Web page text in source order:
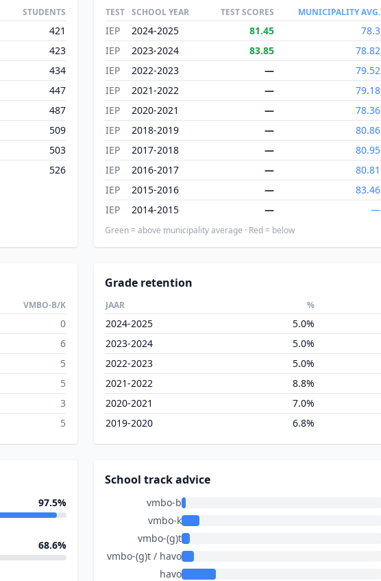
STUDENTS
421
423
434
447
487
509
503
526
TEST SCHOOL YEAR TEST SCORES MUNICIPALITY AVG.
IEP 2024-2025 81.45 78.3
IEP
2023-2024 83.85 78.82
IEP
2022-2023 — 79.52
IEP
2021-2022 — 79.18
IEP
2020-2021 — 78.36
IEP
2018-2019 — 80.86
IEP
2017-2018 — 80.95
IEP
2016-2017 — 80.81
IEP
2015-2016 — 83.46
IEP
2014-2015 — —
Green = above municipality average · Red = below
VMBO-B/K
0
6
5
5
3
5
Grade retention
JAAR %
2024-2025 5.0%
2023-2024
5.0%
2022-2023
5.0%
2021-2022
8.8%
2020-2021
7.0%
2019-2020
6.8%
97.5%
68.6%
School track advice
vmbo-b
vmbo-k
vmbo-(g)t
vmbo-(g)t / havo
havo